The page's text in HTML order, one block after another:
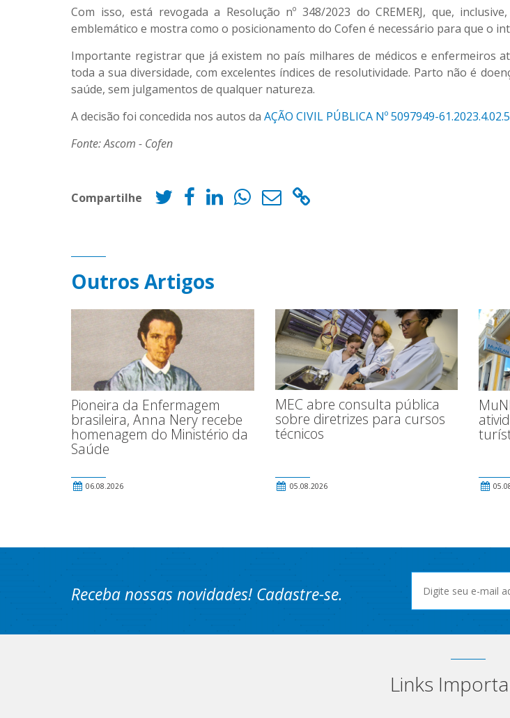
Com isso, está revogada a Resolução nº 348/2023 do CREMERJ, que,
emblemático e mostra como o posicionamento do Cofen é necessário para que o
Importante registrar que já existem no país milhares de médicos e enfermeiros
toda a sua diversidade, com excelentes índices de resolutividade. Parto não é
saúde, sem julgamentos de qualquer natureza.
A decisão foi concedida nos autos da AÇÃO CIVIL PÚBLICA Nº 5097949-
Fonte: Ascom - Cofen
Compartilhe
Outros Artigos
Pioneira da Enfermagem
brasileira, Anna Nery recebe
homenagem do Ministério da
Saúde
06.08.2026
MEC abre consulta pública
sobre diretrizes para cursos
técnicos
05.08.2026
Receba nossas novidades! Cadastre-se.
Links